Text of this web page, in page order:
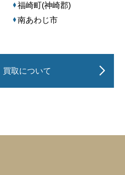
福崎町(神崎郡)
南あわじ市
買取について